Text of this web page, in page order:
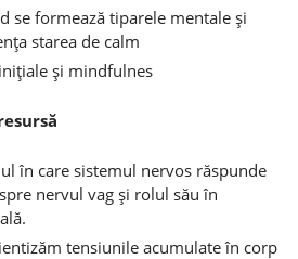
se formează tiparele mentale şi
starea de calm
şi mindfulnes
în care sistemul nervos răspunde
nervul vag şi rolul său în
tensiunile acumulate în corp